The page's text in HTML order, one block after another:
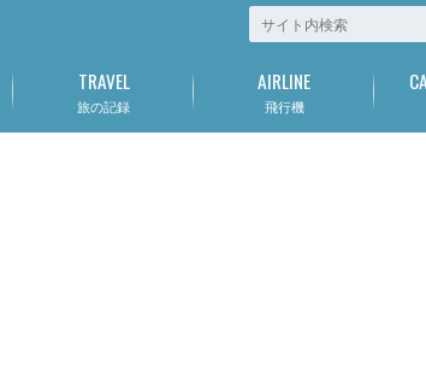
旅の記録
TRAVEL
飛行機
AIRLINE